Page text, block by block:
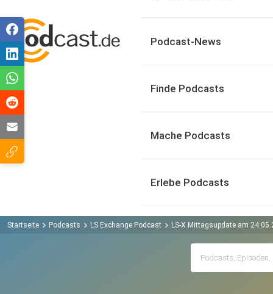
Podcast-News
Finde Podcasts
Mache Podcasts
Erlebe Podcasts
Startseite Podcasts LS Exchange Podcast LS-X Mittagsupdate am